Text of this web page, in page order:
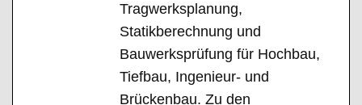
Tragwerksplanung,
Statikberechnung und
Bauwerksprüfung für Hochbau,
Tiefbau, Ingenieur- und
Brückenbau. Zu den